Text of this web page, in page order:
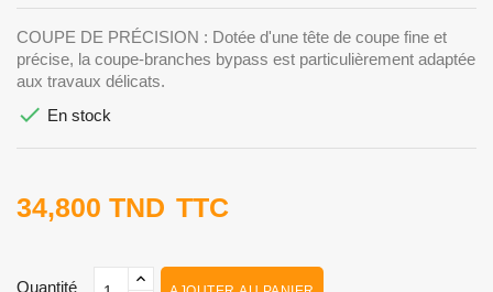
COUPE DE PRÉCISION : Dotée d'une tête de coupe fine et
précise, la coupe-branches bypass est particulièrement adaptée
aux travaux délicats.
 En stock
34,800 TND TTC
Quantité